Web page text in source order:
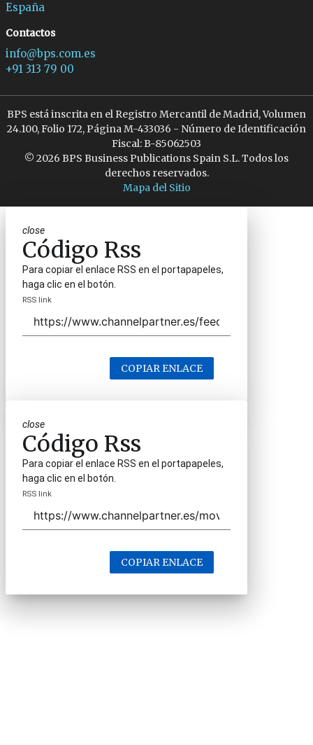
España
Contactos
info@bps.com.es
+91 313 79 00
BPS está inscrita en el Registro Mercantil de Madrid, Volumen
24.100, Folio 172, Página M-433036 - Número de Identificación
Fiscal: B-85062503
© 2026 BPS Business Publications Spain S.L. Todos los
derechos reservados.
Mapa del Sitio
close
Código Rss
Para copiar el enlace RSS en el portapapeles,
haga clic en el botón.
RSS link
COPIAR ENLACE
close
Código Rss
Para copiar el enlace RSS en el portapapeles,
haga clic en el botón.
RSS link
COPIAR ENLACE